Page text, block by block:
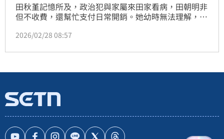
田秋堇記憶所及，政治犯與家屬來田家看病，田朝明非
但不收費，還幫忙支付日常開銷。她幼時無法理解，
亮的東西，門都沒有。因為爸爸的錢都要存下來，支持
拿錢給他們。」「爸爸說，這些政治犯只是想法跟統治
2026/02/28 08:57